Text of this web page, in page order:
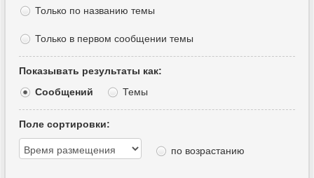
Только по названию темы
Только в первом сообщении темы
Показывать результаты как:
Сообщений
Темы
Поле сортировки:
по возрастанию